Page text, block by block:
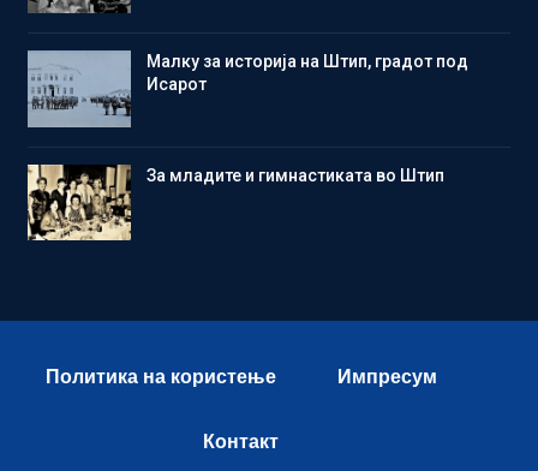
Малку за историја на Штип, градот под
Исарот
Зa младите и гимнастиката во Штип
Политика на користење Импресум
Контакт